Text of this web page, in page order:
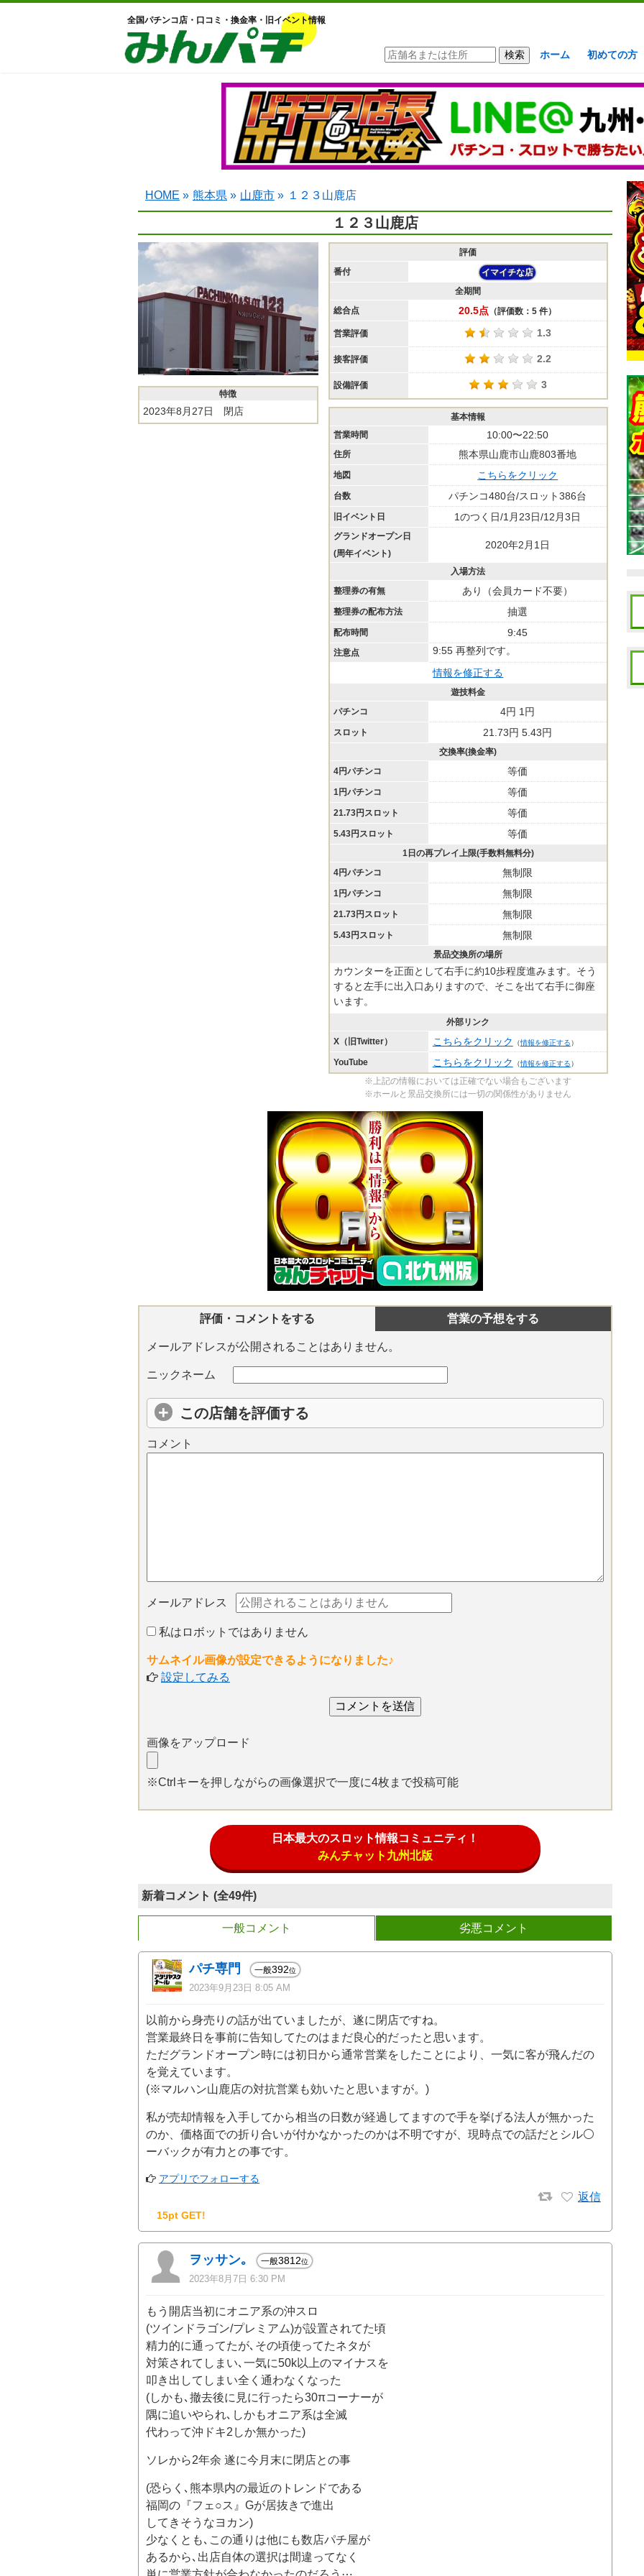
全国パチンコ店・口コミ・換金率・旧イベント情報
ホーム 初めての方
HOME » 熊本県 » 山鹿市 » １２３山鹿店
１２３山鹿店
特徴
2023年8月27日 閉店
評価
番付
イマイチな店
全期間
総合点
20.5点 （評価数：5 件）
営業評価 1.3
接客評価 2.2
設備評価 3
基本情報
営業時間
10:00〜22:50
住所 熊本県山鹿市山鹿803番地
地図 こちらをクリック
台数 パチンコ480台/スロット386台
旧イベント日 1のつく日/1月23日/12月3日
グランドオープン日
(周年イベント)
2020年2月1日
入場方法
整理券の有無
あり（会員カード不要）
整理券の配布方法 抽選
配布時間 9:45
注意点
9:55 再整列です。
情報を修正する
遊技料金
パチンコ
4円 1円
スロット 21.73円 5.43円
交換率(換金率)
4円パチンコ
等価
1円パチンコ 等価
21.73円スロット 等価
5.43円スロット 等価
1日の再プレイ上限(手数料無料分)
4円パチンコ
無制限
1円パチンコ 無制限
21.73円スロット 無制限
5.43円スロット 無制限
景品交換所の場所
カウンターを正面として右手に約10歩程度進みます。そう
すると左手に出入口ありますので、そこを出て右手に御座
います。
外部リンク
X（旧Twitter）
こちらをクリック （情報を修正する）
YouTube こちらをクリック （情報を修正する）
※上記の情報においては正確でない場合もございます
※ホールと景品交換所には一切の関係性がありません
評価・コメントをする 営業の予想をする
メールアドレスが公開されることはありません。
ニックネーム
この店舗を評価する
コメント
メールアドレス
私はロボットではありません
サムネイル画像が設定できるようになりました♪
設定してみる
画像をアップロード
※Ctrlキーを押しながらの画像選択で一度に4枚まで投稿可能
日本最大のスロット情報コミュニティ！
みんチャット九州北版
新着コメント (全49件)
一般コメント 劣悪コメント
パチ専門 一般392位
2023年9月23日 8:05 AM
以前から身売りの話が出ていましたが、遂に閉店ですね。
営業最終日を事前に告知してたのはまだ良心的だったと思います。
ただグランドオープン時には初日から通常営業をしたことにより、一気に客が飛んだの
を覚えています。
(※マルハン山鹿店の対抗営業も効いたと思いますが。)
私が売却情報を入手してから相当の日数が経過してますので手を挙げる法人が無かった
のか、価格面での折り合いが付かなかったのかは不明ですが、現時点での話だとシル⚪
ーバックが有力との事です。
アプリでフォローする
返信
15pt GET!
ヲッサン｡ 一般3812位
2023年8月7日 6:30 PM
もう開店当初にオニア系の沖スロ
(ツインドラゴン/プレミアム)が設置されてた頃
精力的に通ってたが､その頃使ってたネタが
対策されてしまい､一気に50k以上のマイナスを
叩き出してしまい全く通わなくなった
(しかも､撤去後に見に行ったら30πコーナーが
隅に追いやられ､しかもオニア系は全滅
代わって沖ドキ2しか無かった)
ソレから2年余 遂に今月末に閉店との事
(恐らく､熊本県内の最近のトレンドである
福岡の『フェ○ス』Gが居抜きで進出
してきそうなヨカン)
少なくとも､この通りは他にも数店パチ屋が
あるから､出店自体の選択は間違ってなく